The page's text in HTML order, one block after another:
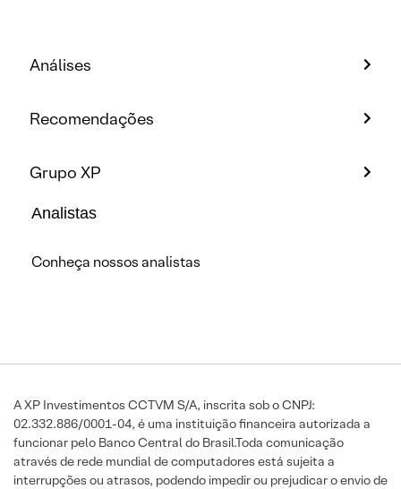
Análises
Recomendações
Grupo XP
Analistas
Conheça nossos analistas
A XP Investimentos CCTVM S/A, inscrita sob o CNPJ:
02.332.886/0001-04, é uma instituição financeira autorizada a
funcionar pelo Banco Central do Brasil.Toda comunicação
através de rede mundial de computadores está sujeita a
interrupções ou atrasos, podendo impedir ou prejudicar o envio de